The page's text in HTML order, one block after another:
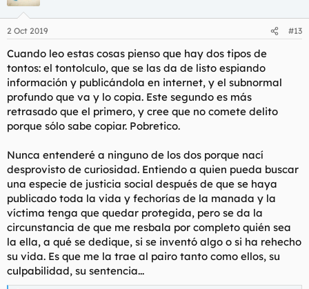
2 Oct 2019 #13
Cuando leo estas cosas pienso que hay dos tipos de
tontos: el tontolculo, que se las da de listo espiando
información y publicándola en internet, y el subnormal
profundo que va y lo copia. Este segundo es más
retrasado que el primero, y cree que no comete delito
porque sólo sabe copiar. Pobretico.
Nunca entenderé a ninguno de los dos porque nací
desprovisto de curiosidad. Entiendo a quien pueda buscar
una especie de justicia social después de que se haya
publicado toda la vida y fechorías de la manada y la
víctima tenga que quedar protegida, pero se da la
circunstancia de que me resbala por completo quién sea
la ella, a qué se dedique, si se inventó algo o si ha rehecho
su vida. Es que me la trae al pairo tanto como ellos, su
culpabilidad, su sentencia...